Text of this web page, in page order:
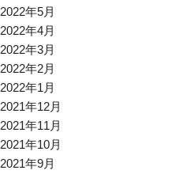
2022年5月
2022年4月
2022年3月
2022年2月
2022年1月
2021年12月
2021年11月
2021年10月
2021年9月